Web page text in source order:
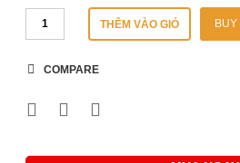
THÊM VÀO GIỎ BUY
COMPARE